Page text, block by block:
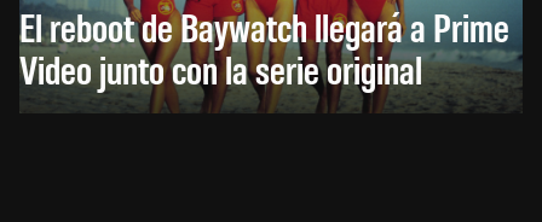
El reboot de Baywatch llegará a Prime
Video junto con la serie original